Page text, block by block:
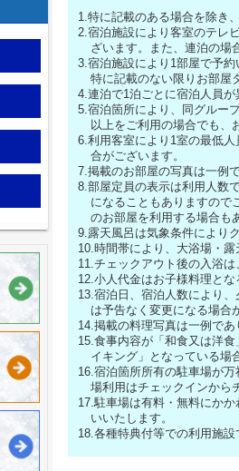
1.特に記載のある場合を除き
2.宿泊施設により客室のテレ
ざいます。また、連泊の場
3.宿泊施設により1部屋で予
特に記載のない限りお部屋
4.連泊で1泊ごとに宿泊人員が
5.宿泊箇所により、同グルー
以上をご利用の場合でも、
6.利用客室により1室の最低
合がございます。
7.掲載のお部屋の写真は一例
8.部屋定員の表示は利用人数
になることもありますので
のお部屋を利用する場合も
9.露天風呂は気象条件により
10.時間帯により、大浴場・
11.チェックアウト後の入浴
12.小人代金はお子様料理とな
13.宿泊日、宿泊人数により
は予告なく変更になる場合
14.掲載の料理写真は一例で
15.食事内容が「和食又は洋
イキング」となっている場
16.宿泊箇所所有の駐車場が
場利用はチェックインから
17.駐車場は有料・無料にか
いいたします。
18.各種特典付等での利用施